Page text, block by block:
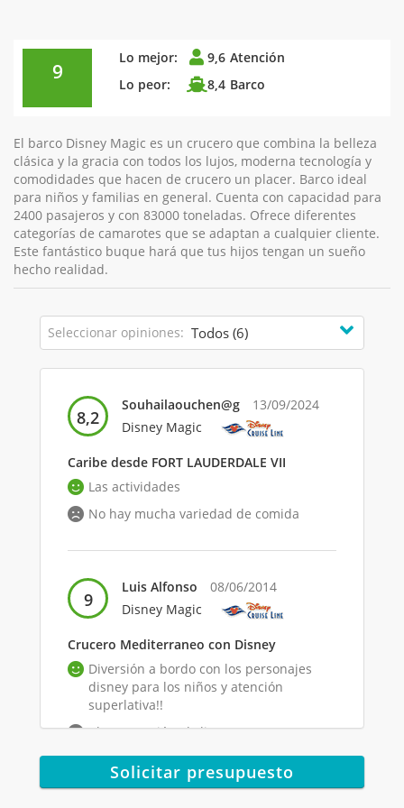
9
Lo mejor: 9,6 Atención
Lo peor:
8,4 Barco
El barco Disney Magic es un crucero que combina la belleza
clásica y la gracia con todos los lujos, moderna tecnología y
comodidades que hacen de crucero un placer. Barco ideal
para niños y familias en general. Cuenta con capacidad para
2400 pasajeros y con 83000 toneladas. Ofrece diferentes
categorías de camarotes que se adaptan a cualquier cliente.
Este fantástico buque hará que tus hijos tengan un sueño
hecho realidad.
Seleccionar opiniones:
8,2
Souhailaouchen@g
13/09/2024
Disney Magic
Caribe desde FORT LAUDERDALE VII
Las actividades
No hay mucha variedad de comida
9
Luis Alfonso
08/06/2014
Disney Magic
Crucero Mediterraneo con Disney
Diversión a bordo con los personajes
disney para los niños y atención
superlativa!!
Clara vocación al cliente
Solicitar presupuesto